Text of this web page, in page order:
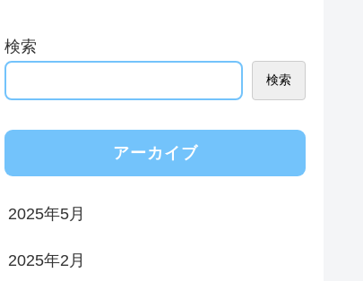
検索
検索
アーカイブ
2025年5月
2025年2月